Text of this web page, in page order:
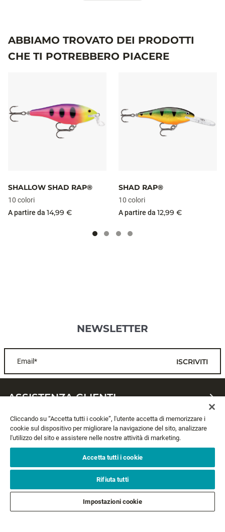
ABBIAMO TROVATO DEI PRODOTTI
CHE TI POTREBBERO PIACERE
SHALLOW SHAD RAP®
10 colori
A partire da 14,99 €
SHAD RAP®
10 colori
A partire da 12,99 €
NEWSLETTER
Email* ISCRIVITI
ASSISTENZA CLIENTI
CHI SIAMO
LEGALE
Cliccando su “Accetta tutti i cookie”, l'utente accetta di memorizzare i
cookie sul dispositivo per migliorare la navigazione del sito, analizzare
l'utilizzo del sito e assistere nelle nostre attività di marketing.
Accetta tutti i cookie
Rifiuta tutti
Impostazioni cookie